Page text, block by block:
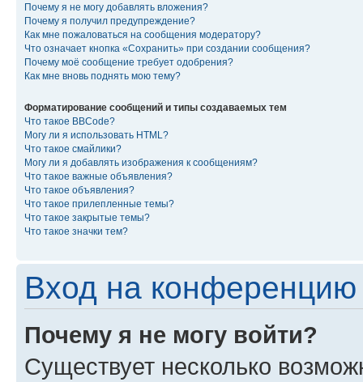
Почему я не могу добавлять вложения?
Почему я получил предупреждение?
Как мне пожаловаться на сообщения модератору?
Что означает кнопка «Сохранить» при создании сообщения?
Почему моё сообщение требует одобрения?
Как мне вновь поднять мою тему?
Форматирование сообщений и типы создаваемых тем
Что такое BBCode?
Могу ли я использовать HTML?
Что такое смайлики?
Могу ли я добавлять изображения к сообщениям?
Что такое важные объявления?
Что такое объявления?
Что такое прилепленные темы?
Что такое закрытые темы?
Что такое значки тем?
Вход на конференцию
Почему я не могу войти?
Существует несколько